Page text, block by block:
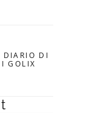
DIARIO DI
GOLIX